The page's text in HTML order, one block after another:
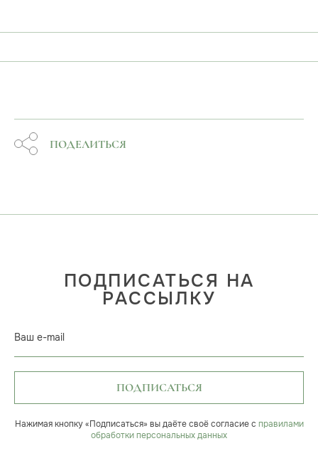
ПОДЕЛИТЬСЯ
ПОДПИСАТЬСЯ НА
РАССЫЛКУ
Ваш e-mail
ПОДПИСАТЬСЯ
Нажимая кнопку «Подписаться» вы даёте своё согласие с правилами
обработки персональных данных